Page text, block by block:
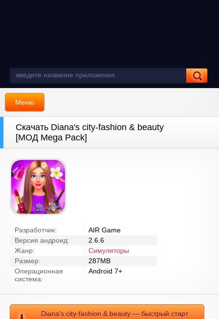
Меню
Скачать Diana's city-fashion & beauty
[МОД Mega Pack]
Разработчик:
AIR Game
Версия андроид:
2.6.6
Жанр:
Симуляторы
Размер:
287MB
Операционная
система:
Android 7+
Diana's city-fashion & beauty — быстрый старт